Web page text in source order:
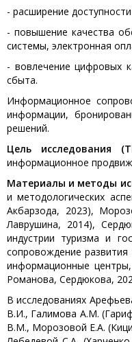
- расширение
- повышение качества
системы, электронная
- вовлечение цифровых
сбыта.
Информационное
информации,
решений.
Цель исследования (
информационное
Материалы и методы
и методологических
Акбарзода, 2023),
Лаврушина, 2014),
индустрии туризма и
сопровождение развития
информационные
Романова, Сердюкова,
В исследованиях
В.И., Галимова А.М.
В.М., Морозовой Е.А.